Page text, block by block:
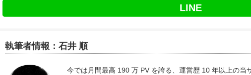
LINE
執筆者情報：石井 順
今では月間最高 190 万 PV を誇る、運営歴 10 年以上の当